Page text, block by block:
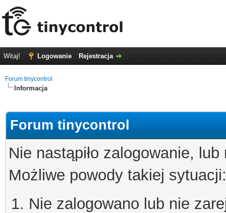
Witaj! Logowanie Rejestracja
Forum tinycontrol
Informacja
Forum tinycontrol
Nie nastąpiło zalogowanie,
Możliwe powody takiej sytuacji:
Nie zalogowano lub nie